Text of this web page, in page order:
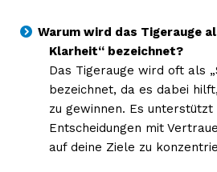
Warum wird das Tigerauge
Klarheit“ bezeichnet?
Das Tigerauge wird oft als
bezeichnet, da es dabei
zu gewinnen. Es unterstützt
Entscheidungen mit
auf deine Ziele zu